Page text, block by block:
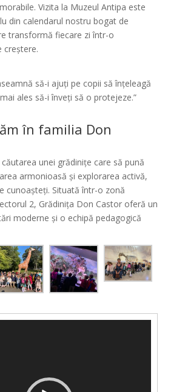
Vizita la Muzeul Antipa este
din calendarul nostru bogat de
transformă fiecare zi într-o
creștere.
să-i ajuți pe copii să înțeleagă
ales să-i înveți să o protejeze.”
în familia Don
unei grădinițe care să pună
armonioasă și explorarea activă,
cunoașteți. Situată într-o zonă
2, Grădinița Don Castor oferă un
moderne și o echipă pedagogică